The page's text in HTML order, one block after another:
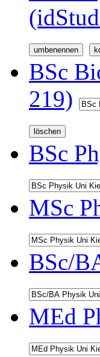
BSc
219)
BSc
MSc
BSc/
MEd